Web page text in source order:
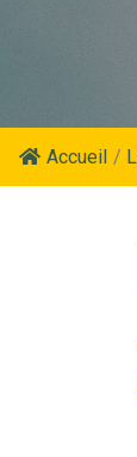
Accueil /